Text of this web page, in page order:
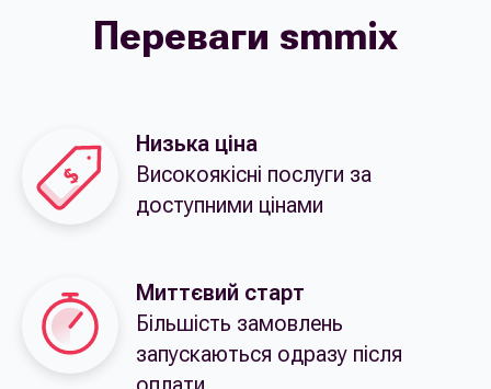
Переваги smmix
Низька ціна
Високоякісні послуги за
доступними цінами
Миттєвий старт
Більшість замовлень
запускаються одразу після